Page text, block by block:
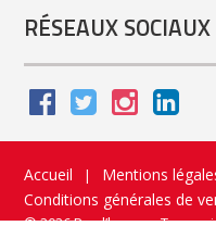
URL *
RÉSEAUX SOCIAUX
Accueil | Mentions
Conditions générales de